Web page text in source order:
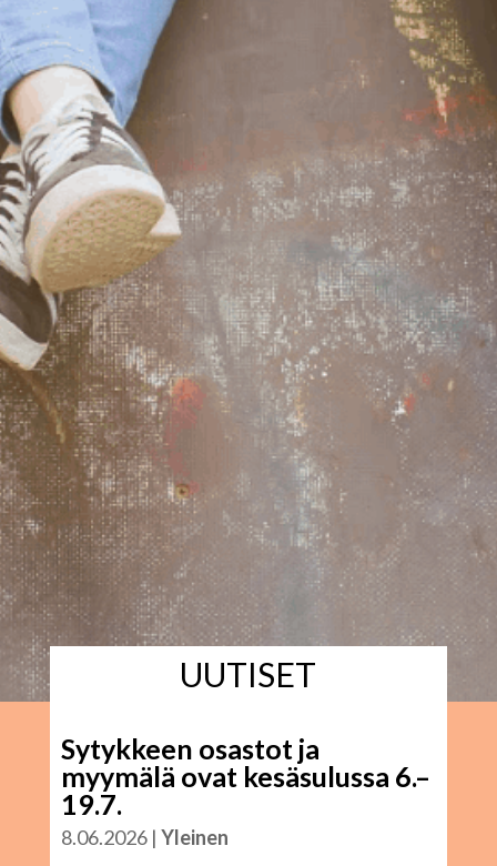
UUTISET
Sytykkeen osastot ja
myymälä ovat kesäsulussa 6.–
19.7.
8.06.2026| Yleinen